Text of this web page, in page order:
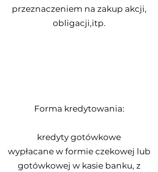
przeznaczeniem na zakup akcji,
obligacji,itp.
Forma kredytowania:
kredyty gotówkowe
wypłacane w formie czekowej lub
gotówkowej w kasie banku, z